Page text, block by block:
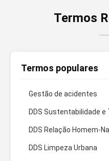
Termos
Termos populares
Gestão de acidentes
DDS Sustentabilidade e
DDS Relação Homem-
DDS Limpeza Urbana